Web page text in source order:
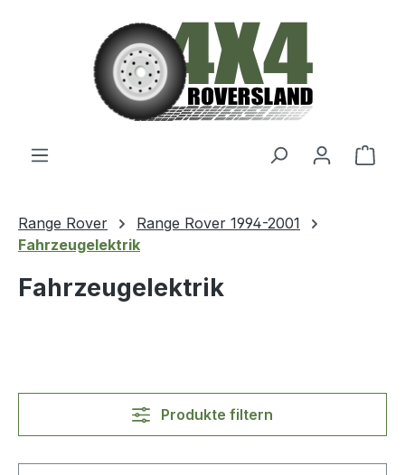
Zum Hauptinhalt springen
Range Rover
Range Rover 1994-2001
Fahrzeugelektrik
Fahrzeugelektrik
Produkte filtern